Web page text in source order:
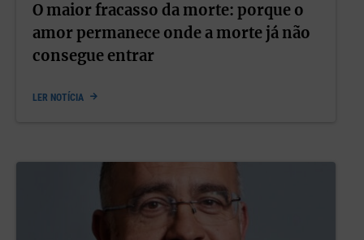
O maior fracasso da morte: porque o
amor permanece onde a morte já não
consegue entrar
LER NOTÍCIA